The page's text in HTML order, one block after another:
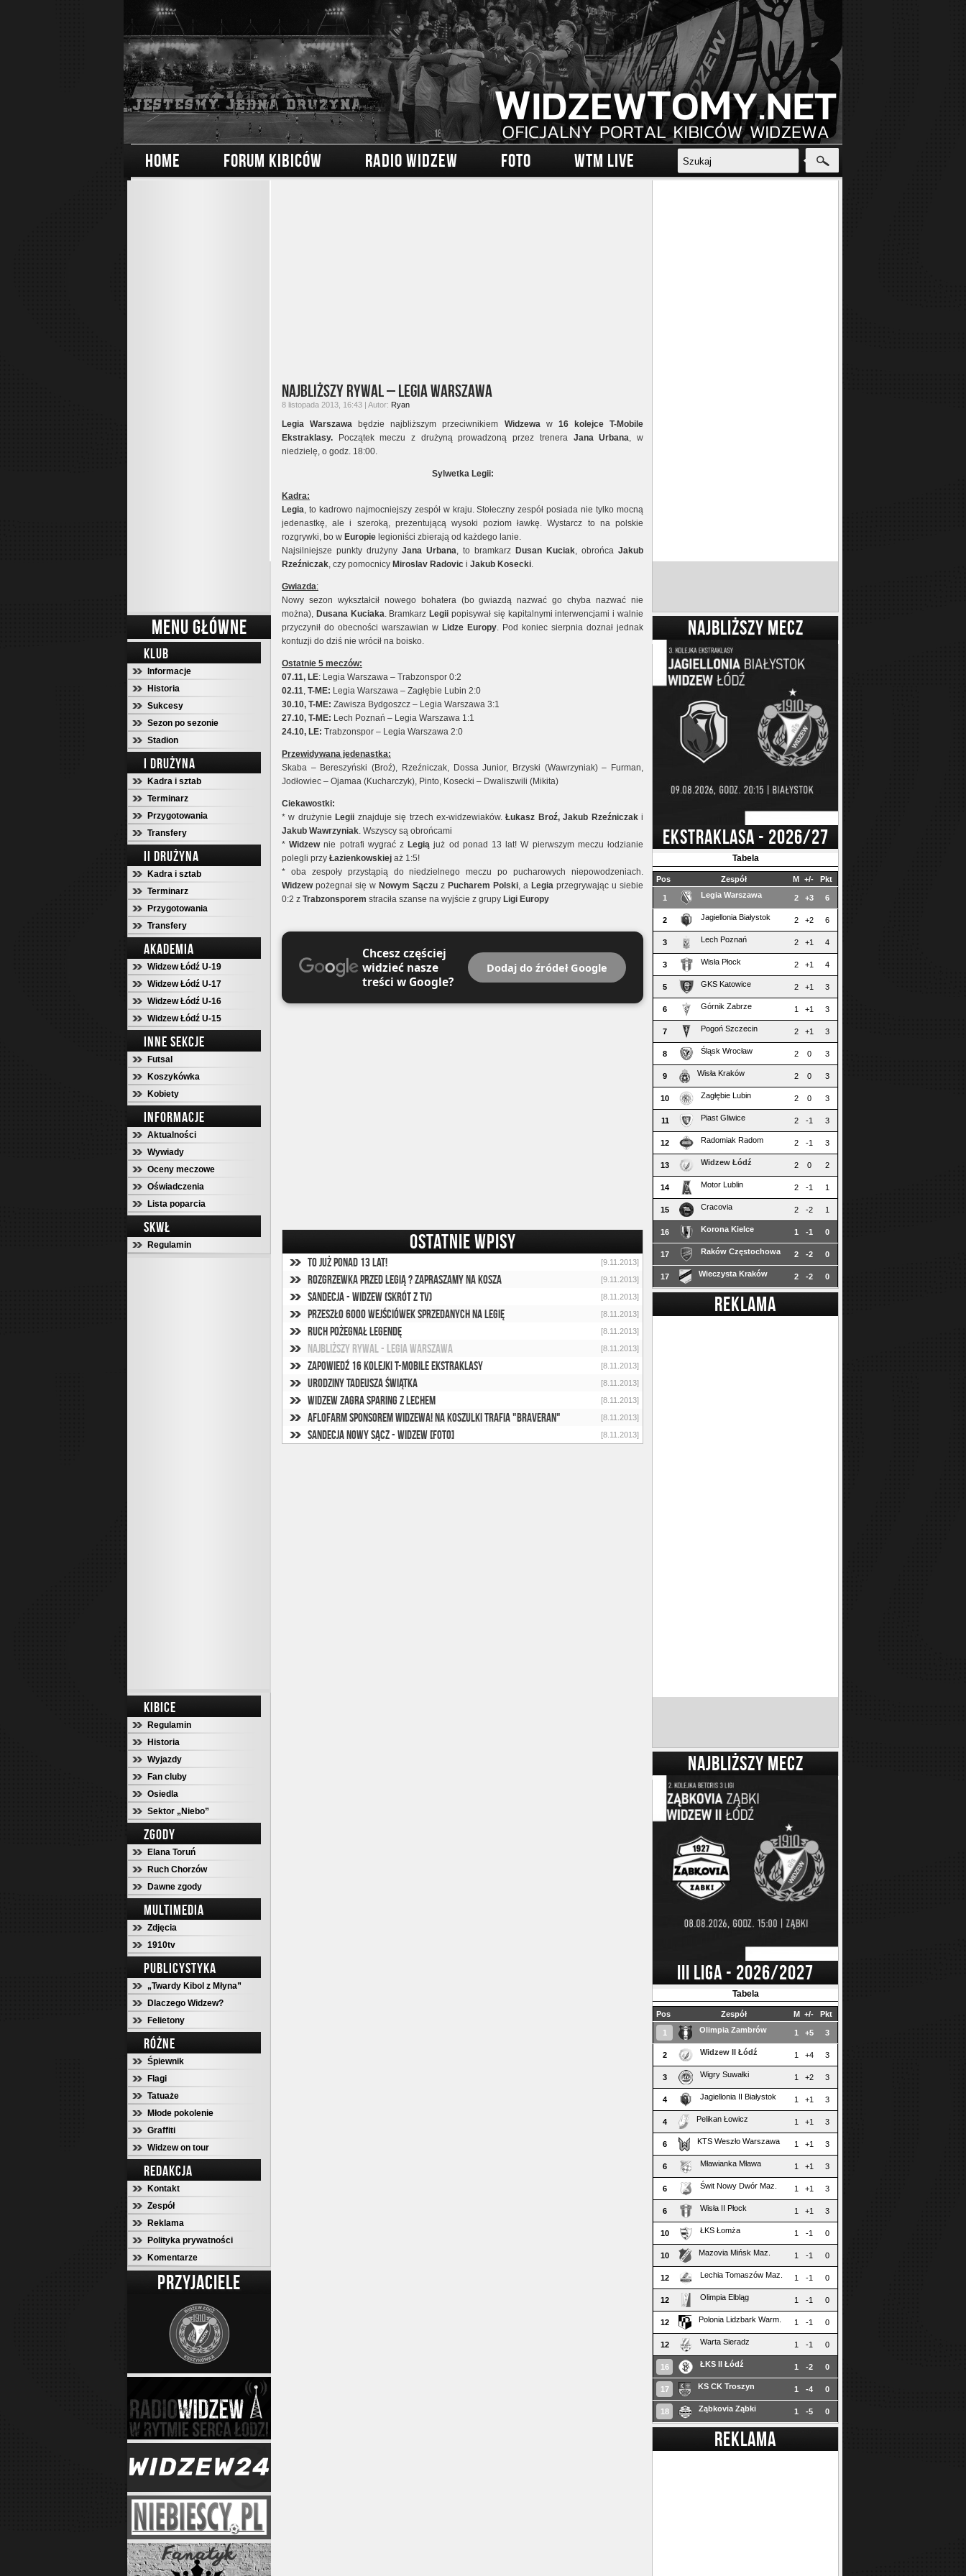
HOME FORUM KIBICÓW RADIO WIDZEW FOTO WTM LIVE
MENU GŁÓWNE
KLUB
Informacje
Historia
Sukcesy
Sezon po sezonie
Stadion
I DRUŻYNA
Kadra i sztab
Terminarz
Przygotowania
Transfery
II DRUŻYNA
Kadra i sztab
Terminarz
Przygotowania
Transfery
AKADEMIA
Widzew Łódź U-19
Widzew Łódź U-17
Widzew Łódź U-16
Widzew Łódź U-15
INNE SEKCJE
Futsal
Koszykówka
Kobiety
INFORMACJE
Aktualności
Wywiady
Oceny meczowe
Oświadczenia
Lista poparcia
SKWŁ
Regulamin
KIBICE
Regulamin
Historia
Wyjazdy
Fan cluby
Osiedla
Sektor „Niebo”
ZGODY
Elana Toruń
Ruch Chorzów
Dawne zgody
MULTIMEDIA
Zdjęcia
1910tv
PUBLICYSTYKA
„Twardy Kibol z Młyna”
Dlaczego Widzew?
Felietony
RÓŻNE
Śpiewnik
Flagi
Tatuaże
Młode pokolenie
Graffiti
Widzew on tour
REDAKCJA
Kontakt
Zespół
Reklama
Polityka prywatności
Komentarze
PRZYJACIELE
Najbliższy rywal – Legia Warszawa
8 listopada 2013, 16:43 | Autor: Ryan
Legia Warszawa będzie najbliższym przeciwnikiem Widzewaw 16 kolejce T-Mobile
Ekstraklasy. Początek meczu z drużyną prowadzoną przez trenera Jana Urbana, w
niedzielę, o godz. 18:00.
Sylwetka Legii:
Kadra:
Legia, to kadrowo najmocniejszy zespół w kraju. Stołeczny zespół posiada nie tylko mocną
jedenastkę, ale i szeroką, prezentującą wysoki poziom ławkę. Wystarcz to na polskie
rozgrywki, bo w Europie legioniści zbierają od każdego lanie.
Najsilniejsze punkty drużyny Jana Urbana, to bramkarz Dusan Kuciak, obrońca Jakub
Rzeźniczak, czy pomocnicy Miroslav Radovic i Jakub Kosecki.
Gwiazda:
Nowy sezon wykształcił nowego bohatera (bo gwiazdą nazwać go chyba nazwać nie
można), Dusana Kuciaka. Bramkarz Legii popisywał się kapitalnymi interwencjami i walnie
przyczynił do obecności warszawian w Lidze Europy. Pod koniec sierpnia doznał jednak
kontuzji do dziś nie wrócił na boisko.
Ostatnie 5 meczów:
07.11, LE: Legia Warszawa – Trabzonspor 0:2
02.11, T-ME: Legia Warszawa – Zagłębie Lubin 2:0
30.10, T-ME: Zawisza Bydgoszcz – Legia Warszawa 3:1
27.10, T-ME: Lech Poznań – Legia Warszawa 1:1
24.10, LE: Trabzonspor – Legia Warszawa 2:0
Przewidywana jedenastka:
Skaba – Bereszyński (Broź), Rzeźniczak, Dossa Junior, Brzyski (Wawrzyniak) – Furman,
Jodłowiec – Ojamaa (Kucharczyk), Pinto, Kosecki – Dwaliszwili (Mikita)
Ciekawostki:
* w drużynie Legii znajduje się trzech ex-widzewiaków.Łukasz Broź, Jakub Rzeźniczaki
Jakub Wawrzyniak. Wszyscy są obrońcami
*Widzewnie potrafi wygrać z Legią już od ponad 13 lat! W pierwszym meczu łodzianie
polegli przy Łazienkowskiej aż 1:5!
* oba zespoły przystąpią do niedzielnego meczu po pucharowych niepowodzeniach.
Widzewpożegnał się w Nowym Sączu z Pucharem Polski, a Legia przegrywając u siebie
0:2 z Trabzonsporem straciła szanse na wyjście z grupy Ligi Europy
Chcesz częściej
widzieć nasze
treści w Google?
Dodaj do źródeł Google
OSTATNIE WPISY
To już ponad 13 lat! [9.11.2013]
Rozgrzewka przed Legią ? Zapraszamy na kosza [9.11.2013]
Sandecja - Widzew (skrót z TV) [8.11.2013]
Przeszło 6000 wejściówek sprzedanych na Legię [8.11.2013]
Ruch pożegnał legendę [8.11.2013]
Najbliższy rywal - Legia Warszawa [8.11.2013]
Zapowiedź 16 kolejki T-Mobile Ekstraklasy [8.11.2013]
Urodziny Tadeusza Świątka [8.11.2013]
Widzew zagra sparing z Lechem [8.11.2013]
Aflofarm sponsorem Widzewa! Na koszulki trafia "Braveran" [8.11.2013]
Sandecja Nowy Sącz - Widzew [foto] [8.11.2013]
NAJBLIŻSZY MECZ
EKSTRAKLASA - 2026/27
Tabela
Pos Zespół M +/- Pkt
1 Legia Warszawa 2 +3 6
2 Jagiellonia Białystok 2 +2 6
3 Lech Poznań 2 +1 4
3 Wisła Płock 2 +1 4
5 GKS Katowice 2 +1 3
6 Górnik Zabrze 1 +1 3
7 Pogoń Szczecin 2 +1 3
8 Śląsk Wrocław 2 0 3
9 Wisła Kraków 2 0 3
10 Zagłębie Lubin 2 0 3
11 Piast Gliwice 2 -1 3
12 Radomiak Radom 2 -1 3
13 Widzew Łódź 2 0 2
14 Motor Lublin 2 -1 1
15 Cracovia 2 -2 1
16 Korona Kielce 1 -1 0
17 Raków Częstochowa 2 -2 0
17 Wieczysta Kraków 2 -2 0
REKLAMA
NAJBLIŻSZY MECZ
III LIGA - 2026/2027
Tabela
Pos Zespół M +/- Pkt
1 Olimpia Zambrów 1 +5 3
2 Widzew II Łódź 1 +4 3
3 Wigry Suwałki 1 +2 3
4 Jagiellonia II Białystok 1 +1 3
4 Pelikan Łowicz 1 +1 3
6 KTS Weszło Warszawa 1 +1 3
6 Mławianka Mława 1 +1 3
6 Świt Nowy Dwór Maz. 1 +1 3
6 Wisła II Płock 1 +1 3
10 ŁKS Łomża 1 -1 0
10 Mazovia Mińsk Maz. 1 -1 0
12 Lechia Tomaszów Maz. 1 -1 0
12 Olimpia Elbląg 1 -1 0
12 Polonia Lidzbark Warm. 1 -1 0
12 Warta Sieradz 1 -1 0
16 ŁKS II Łódź 1 -2 0
17 KS CK Troszyn 1 -4 0
18 Ząbkovia Ząbki 1 -5 0
REKLAMA